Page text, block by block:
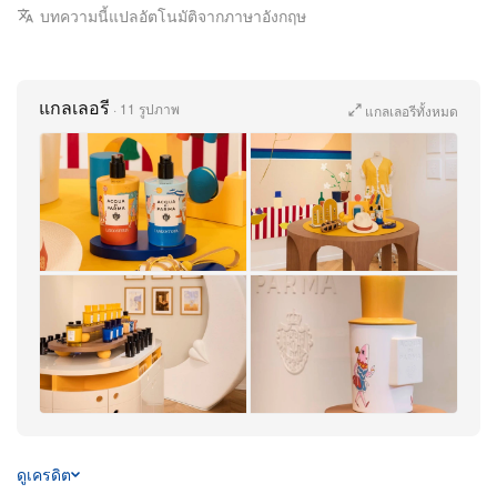
Hand Lotion ในกลิ่น Colonia และ Buongiorno เคียงคู่
ปานามาทอจากเส้นใยธรรมชาติ คอมพลีตด้วยริบบิ้น
grosgrain สีส้มซิกเนเจอร์ของ Langosteria
งานตกแต่งภายในของพื้นที่แห่งนี้ซึ่งออกแบบ
โดยDorothée Meilichzon , สื่อบรรยากาศหรูหราโปร่งสว่าง
ผ่านโต๊ะจัดแสดงสำหรับค้นพบกลิ่นโปรด โต๊ะสูงทรงขวด
ชั้นวางของแสงนุ่มนวล และเก้าอี้ดีไซน์รูปทรง
ประติมากรรม อีกทั้งยังมีงานคอลลาบอเรชั่นทางศิลปะช่วย
เติมเต็มมู้ดของพื้นที่ อย่างผลงานของ Ben Arpea เรื่อง
Terrazza Italianaซีรีส์ พร้อมด้วยภาพสีน้ำใส่กรอบจากคลัง
ผลงานของ Acqua di Parma
Via Paraggi a Mare 5,
บทความนี้แปลอัตโนมัติจากภาษาอังกฤษ
แกลเลอรี · 11 รูปภาพ แกลเลอรีทั้งหมด
ดูเครดิต